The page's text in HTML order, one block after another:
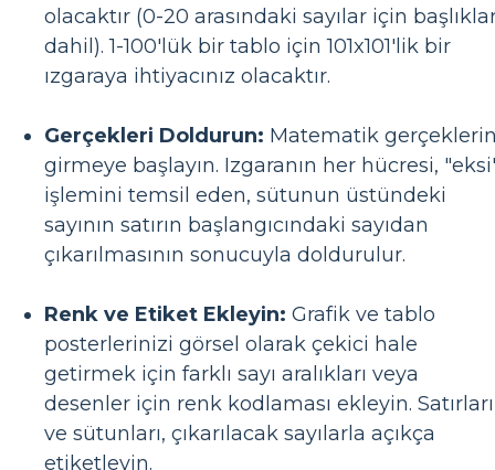
olacaktır (0-20 arasındaki sayılar için
dahil). 1-100'lük bir tablo için 101x101'lik bir
ızgaraya ihtiyacınız olacaktır.
Gerçekleri Doldurun: Matematik
girmeye başlayın. Izgaranın her hücresi,
işlemini temsil eden, sütunun üstündeki
sayının satırın başlangıcındaki sayıdan
çıkarılmasının sonucuyla doldurulur.
Renk ve Etiket Ekleyin: Grafik ve tablo
posterlerinizi görsel olarak çekici hale
getirmek için farklı sayı aralıkları veya
desenler için renk kodlaması ekleyin. Satırları
ve sütunları, çıkarılacak sayılarla açıkça
etiketleyin.